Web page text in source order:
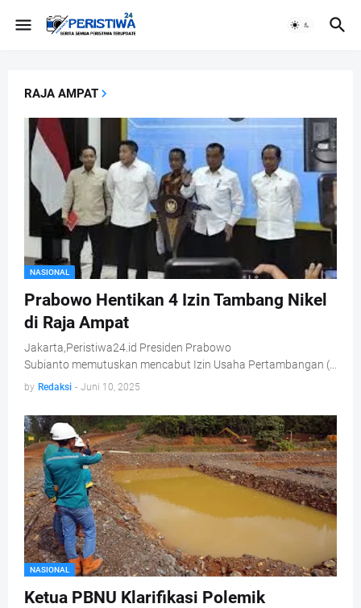
RAJA AMPAT
NASIONAL
Prabowo Hentikan 4 Izin Tambang Nikel
di Raja Ampat
Jakarta,Peristiwa24.id Presiden Prabowo
Subianto memutuskan mencabut Izin Usaha Pertambangan (…
by Redaksi - Juni 10, 2025
NASIONAL
Ketua PBNU Klarifikasi Polemik